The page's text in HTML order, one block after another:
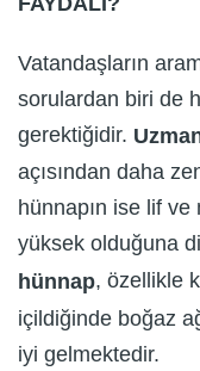
Vatandaşların
sorulardan biri de
gerektiğidir.
açısından daha
hünnapın ise lif
yüksek olduğuna
hünnap, özellikle
içildiğinde boğaz
iyi gelmektedir.